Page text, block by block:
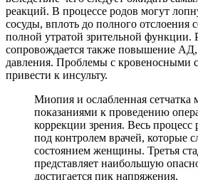
реакций. В процессе родов могут
сосуды, вплоть до полного отслоения
полной утратой зрительной функции.
сопровождается также повышение АД,
давления. Проблемы с кровеносными
привести к инсульту.
Миопия и ослабленная сетчатка
показаниями к проведению
коррекции зрения. Весь процесс
под контролем врачей, которые
состоянием женщины. Третья
представляет наибольшую
достигается пик напряжения.